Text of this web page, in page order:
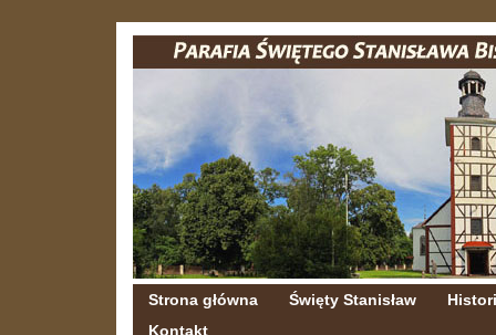
Strona główna Święty Stanisław
Kontakt